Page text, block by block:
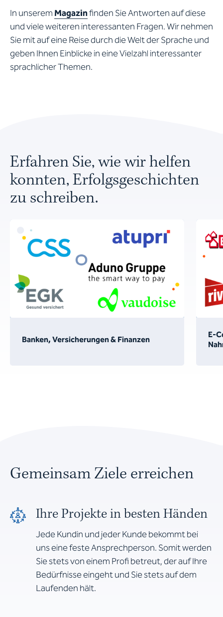
In unserem Magazinfinden Sie Antworten auf diese
und viele weiteren interessanten Fragen. Wir nehmen
Sie mit auf eine Reise durch die Welt der Sprache und
geben Ihnen Einblicke in eine Vielzahl interessanter
sprachlicher Themen.
Erfahren Sie, wie wir helfen
konnten, Erfolgsgeschichten
zu schreiben.
Banken, Versicherungen & Finanzen
E-
Gemeinsam Ziele erreichen
Ihre Projekte in besten Händen
Jede Kundin und jeder Kunde bekommt bei
uns eine feste Ansprechperson. Somit werden
Sie stets von einem Profi betreut, der auf Ihre
Bedürfnisse eingeht und Sie stets auf dem
Laufenden hält.